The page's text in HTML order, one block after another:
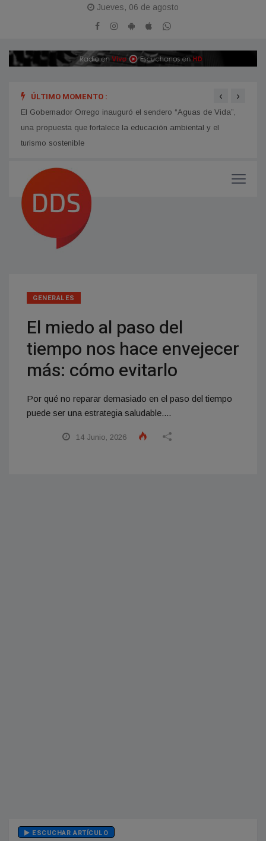
Jueves, 06 de agosto
ÚLTIMO MOMENTO :
El Gobernador Orrego inauguró el sendero “Aguas de Vida”,
una propuesta que fortalece la educación ambiental y el
turismo sostenible
‹ ›
GENERALES
El miedo al paso del
tiempo nos hace envejecer
más: cómo evitarlo
Por qué no reparar demasiado en el paso del tiempo
puede ser una estrategia saludable....
14 Junio, 2026
ESCUCHAR ARTÍCULO